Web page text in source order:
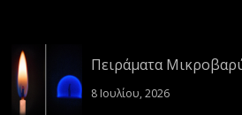
Πειράματα
8 Ιουλίου, 2026